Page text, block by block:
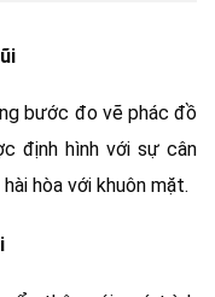
bước đo vẽ phác đồ
định hình với sự cân
hòa với khuôn mặt.